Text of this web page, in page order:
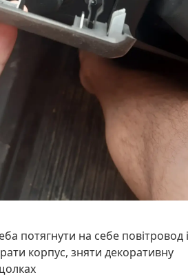
потягнути на себе повітровод і
корпус, зняти декоративну